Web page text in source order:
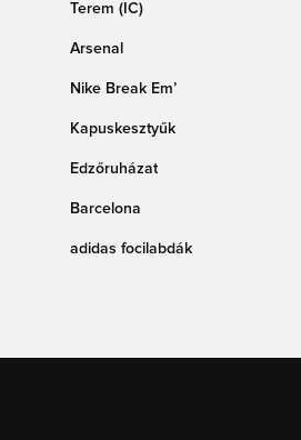
Terem (IC)
Arsenal
Nike Break Em’
Kapuskesztyűk
Edzőruházat
Barcelona
adidas focilabdák